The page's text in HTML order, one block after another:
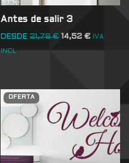
Antes de salir 3
DESDE 21,78€ 14,52€ IVA
INCL
OFERTA